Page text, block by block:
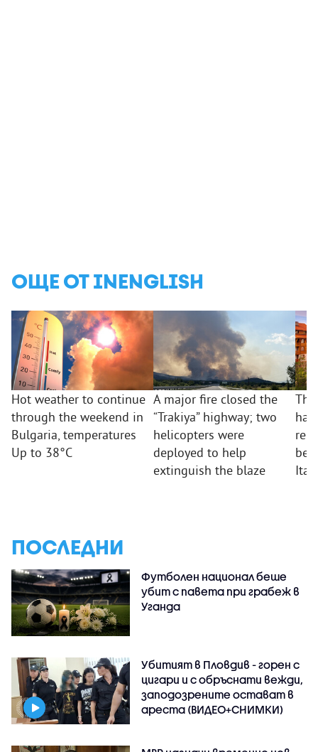
ОЩЕ ОТ INENGLISH
Hot weather to continue
through the weekend in
Bulgaria, temperatures
Up to 38°C
A major fire closed the
“Trakiya” highway; two
helicopters were
deployed to help
extinguish the blaze
Italy
ПОСЛЕДНИ
Футболен национал беше
убит с павета при грабеж в
Уганда
Убитият в Пловдив - горен с
цигари и с обръснати вежди,
заподозрените остават в
ареста (ВИДЕО+СНИМКИ)